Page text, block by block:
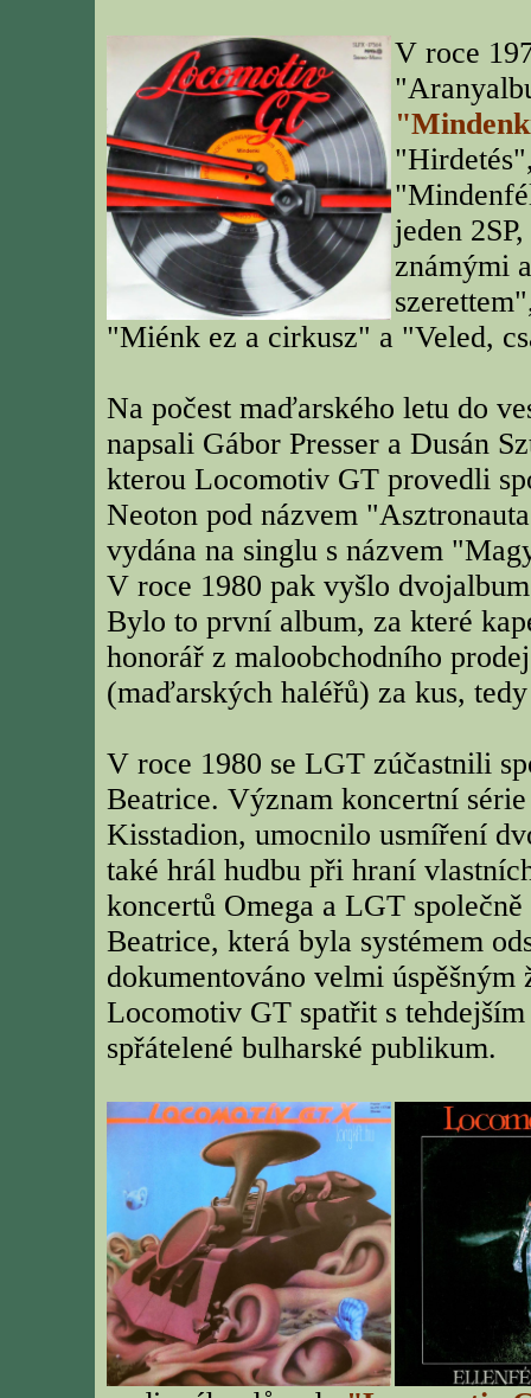
V roce
jeden
známými
"Miénk ez a cirkusz" a "Veled,
Na počest maďarského letu do
napsali Gábor Presser a Dusán
kterou Locomotiv GT provedli
Neoton pod názvem
vydána na singlu s názvem
V roce 1980 pak vyšlo
Bylo to první album, za které
honorář z maloobchodního
(maďarských haléřů) za kus,
V roce 1980 se LGT zúčastnili
Beatrice. Význam koncertní
Kisstadion, umocnilo usmíření
také hrál hudbu při hraní
koncertů Omega a LGT
Beatrice, která byla systémem
dokumentováno velmi
Locomotiv GT spatřit s
spřátelené bulharské publikum.